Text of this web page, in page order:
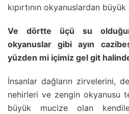
kıpırtının okyanuslardan
Ve dörtte üçü su
okyanuslar gibi ayın
yüzden mi içimiz gel git
İnsanlar dağların zirvelerini,
nehirleri ve zengin okyanusu
büyük mucize olan